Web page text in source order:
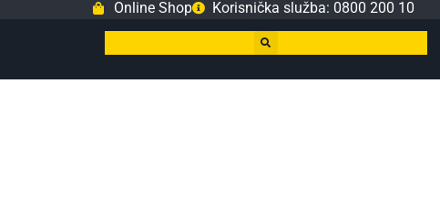
Online Shop Korisnička služba: 0800 200 10